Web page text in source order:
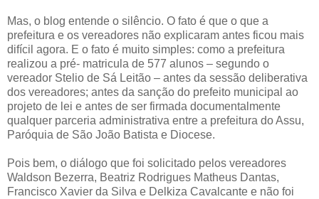
Mas, o blog entende o silêncio. O fato é que o que a
prefeitura e os vereadores não explicaram antes ficou mais
difícil agora. E o fato é muito simples: como a prefeitura
realizou a pré- matricula de 577 alunos – segundo o
vereador Stelio de Sá Leitão – antes da sessão deliberativa
dos vereadores; antes da sanção do prefeito municipal ao
projeto de lei e antes de ser firmada documentalmente
qualquer parceria administrativa entre a prefeitura do Assu,
Paróquia de São João Batista e Diocese.
Pois bem, o diálogo que foi solicitado pelos vereadores
Waldson Bezerra, Beatriz Rodrigues Matheus Dantas,
Francisco Xavier da Silva e Delkiza Cavalcante e não foi